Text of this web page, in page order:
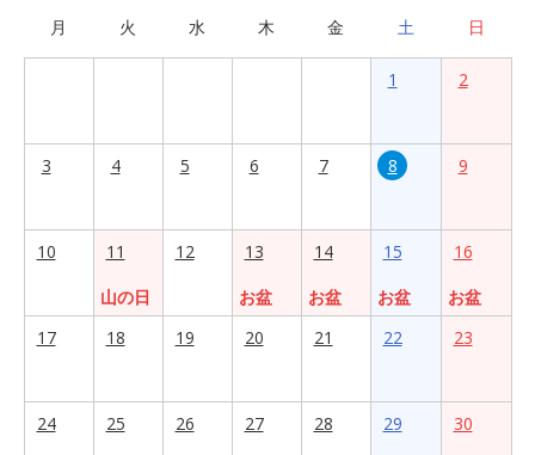
月 火 水 木 金 土 日
1 2
3 4 5 6 7 8 9
10
11
山の日
12
13
お盆
14
お盆
15
お盆
16
お盆
17
18 19 20 21 22 23
24 25 26 27 28 29 30